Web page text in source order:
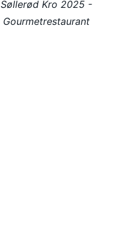
Søllerød Kro 2025 -
Gourmetrestaurant